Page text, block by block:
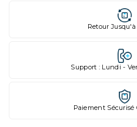
Retour
Support : Lundi -
Paiement Sécurisé